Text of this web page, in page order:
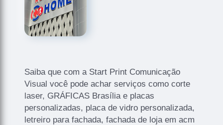
Saiba que com a Start Print Comunicação
Visual você pode achar serviços como corte
laser, GRÁFICAS Brasília e placas
personalizadas, placa de vidro personalizada,
letreiro para fachada, fachada de loja em acm